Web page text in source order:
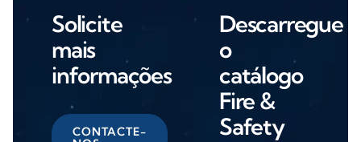
Solicite
mais
informações
CONTACTE-
Descarregue
o
catálogo
Fire &
Safety